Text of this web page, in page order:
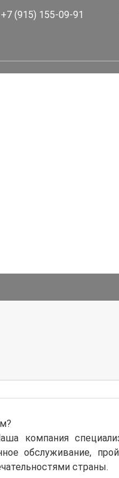
+7 (915) 155-09-91
компания
обслуживание,
страны.